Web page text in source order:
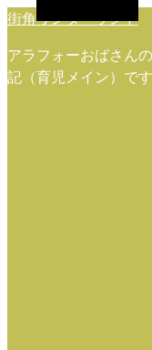
街角ワンダーランド
アラフォーおばさん
記（育児メイン）です